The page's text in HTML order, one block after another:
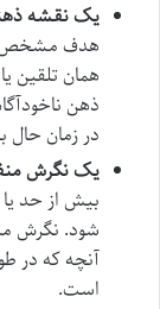
یک نقشه
هدف مشخص
همان تلقین
ذهن
در زمان حال
یک نگرش
بیش از حد
شود. نگرش
آنچه که در
است.